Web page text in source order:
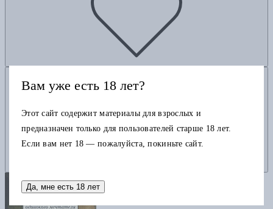
Вам уже есть 18 лет?
Этот сайт содержит материалы для взрослых и
предназначен только для пользователей старше 18 лет.
Если вам нет 18 — пожалуйста, покиньте сайт.
Да, мне есть 18 лет